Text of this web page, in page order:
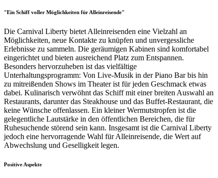
"Ein Schiff voller Möglichkeiten für Alleinreisende"
Die Carnival Liberty bietet Alleinreisenden eine Vielzahl an
Möglichkeiten, neue Kontakte zu knüpfen und unvergessliche
Erlebnisse zu sammeln. Die geräumigen Kabinen sind komfortabel
eingerichtet und bieten ausreichend Platz zum Entspannen.
Besonders hervorzuheben ist das vielfältige
Unterhaltungsprogramm: Von Live-Musik in der Piano Bar bis hin
zu mitreißenden Shows im Theater ist für jeden Geschmack etwas
dabei. Kulinarisch verwöhnt das Schiff mit einer breiten Auswahl an
Restaurants, darunter das Steakhouse und das Buffet-Restaurant, die
keine Wünsche offenlassen. Ein kleiner Wermutstropfen ist die
gelegentliche Lautstärke in den öffentlichen Bereichen, die für
Ruhesuchende störend sein kann. Insgesamt ist die Carnival Liberty
jedoch eine hervorragende Wahl für Alleinreisende, die Wert auf
Abwechslung und Geselligkeit legen.
Positive Aspekte